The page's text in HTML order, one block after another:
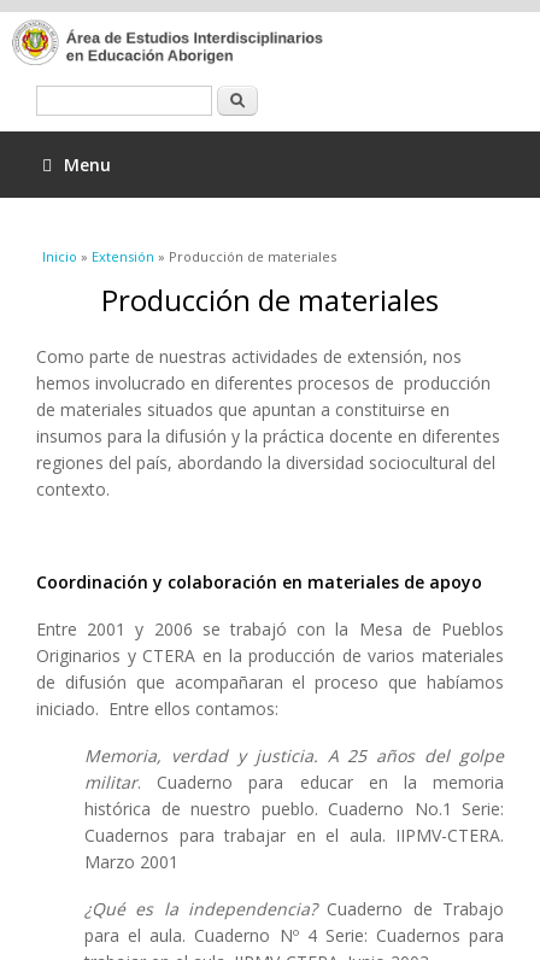
Menu
Se encuentra usted aquí
Inicio » Extensión » Producción de materiales
Producción de materiales
Como parte de nuestras actividades de extensión, nos
hemos involucrado en diferentes procesos de producción
de materiales situados que apuntan a constituirse en
insumos para la difusión y la práctica docente en diferentes
regiones del país, abordando la diversidad sociocultural del
contexto.
Coordinación y colaboración en materiales de apoyo
Entre 2001 y 2006 se trabajó con la Mesa de Pueblos
Originarios y CTERA en la producción de varios materiales
de difusión que acompañaran el proceso que habíamos
iniciado. Entre ellos contamos:
Memoria, verdad y justicia. A 25 años del golpe
militar. Cuaderno para educar en la memoria
histórica de nuestro pueblo. Cuaderno No.1 Serie:
Cuadernos para trabajar en el aula. IIPMV-CTERA.
Marzo 2001
¿Qué es la independencia?Cuaderno de Trabajo
para el aula. Cuaderno Nº 4 Serie: Cuadernos para